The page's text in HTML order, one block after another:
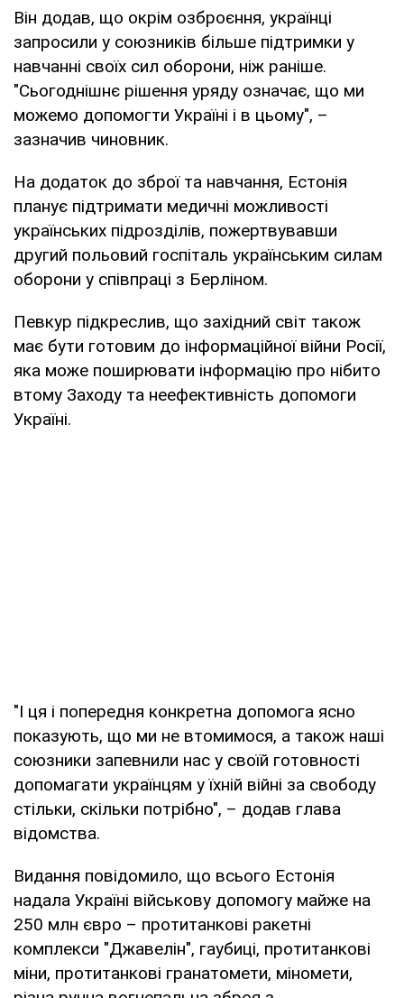
Він додав, що окрім озброєння, українці
запросили у союзників більше підтримки у
навчанні своїх сил оборони, ніж раніше.
"Сьогоднішнє рішення уряду означає, що ми
можемо допомогти Україні і в цьому", –
зазначив чиновник.
На додаток до зброї та навчання, Естонія
планує підтримати медичні можливості
українських підрозділів, пожертвувавши
другий польовий госпіталь українським силам
оборони у співпраці з Берліном.
Певкур підкреслив, що західний світ також
має бути готовим до інформаційної війни Росії,
яка може поширювати інформацію про нібито
втому Заходу та неефективність допомоги
Україні.
"І ця і попередня конкретна допомога ясно
показують, що ми не втомимося, а також наші
союзники запевнили нас у своїй готовності
допомагати українцям у їхній війні за свободу
стільки, скільки потрібно", – додав глава
відомства.
Видання повідомило, що всього Естонія
надала Україні військову допомогу майже на
250 млн євро – протитанкові ракетні
комплекси "Джавелін", гаубиці, протитанкові
міни, протитанкові гранатомети, міномети,